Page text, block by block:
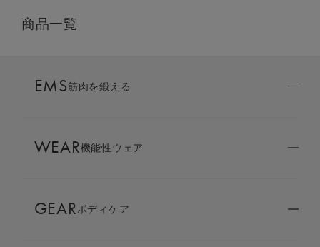
LIVE SHOPPING
AMBASSADOR
SIXPAD APP
COLUMN
商品一覧
EMS筋肉を鍛える
WEAR機能性ウェア
GEARボディケア